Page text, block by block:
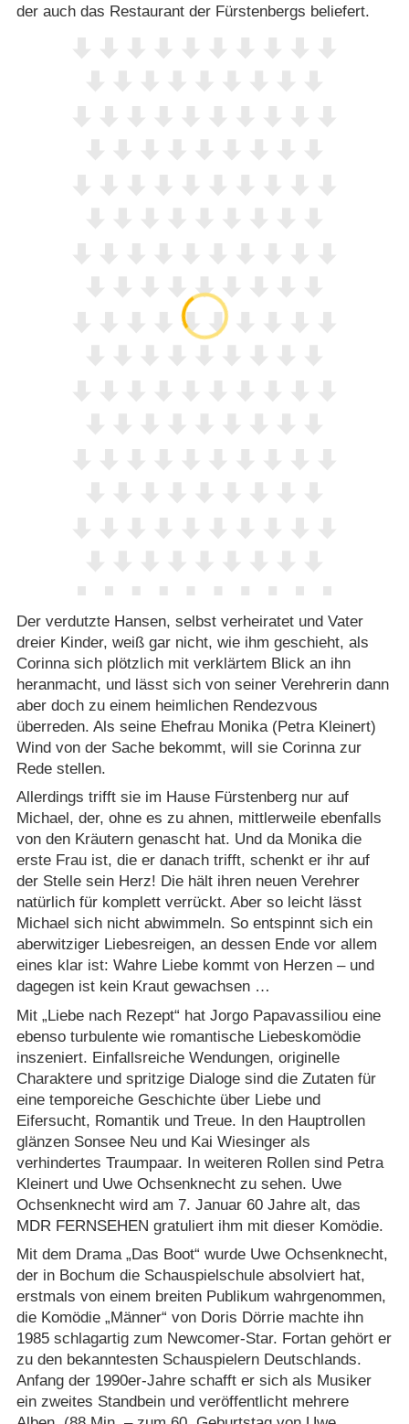
der auch das Restaurant der Fürstenbergs beliefert.
Der verdutzte Hansen, selbst verheiratet und Vater
dreier Kinder, weiß gar nicht, wie ihm geschieht, als
Corinna sich plötzlich mit verklärtem Blick an ihn
heranmacht, und lässt sich von seiner Verehrerin dann
aber doch zu einem heimlichen Rendezvous
überreden. Als seine Ehefrau Monika (Petra Kleinert)
Wind von der Sache bekommt, will sie Corinna zur
Rede stellen.
Allerdings trifft sie im Hause Fürstenberg nur auf
Michael, der, ohne es zu ahnen, mittlerweile ebenfalls
von den Kräutern genascht hat. Und da Monika die
erste Frau ist, die er danach trifft, schenkt er ihr auf
der Stelle sein Herz! Die hält ihren neuen Verehrer
natürlich für komplett verrückt. Aber so leicht lässt
Michael sich nicht abwimmeln. So entspinnt sich ein
aberwitziger Liebesreigen, an dessen Ende vor allem
eines klar ist: Wahre Liebe kommt von Herzen – und
dagegen ist kein Kraut gewachsen …
Mit „Liebe nach Rezept“ hat Jorgo Papavassiliou eine
ebenso turbulente wie romantische Liebeskomödie
inszeniert. Einfallsreiche Wendungen, originelle
Charaktere und spritzige Dialoge sind die Zutaten für
eine temporeiche Geschichte über Liebe und
Eifersucht, Romantik und Treue. In den Hauptrollen
glänzen Sonsee Neu und Kai Wiesinger als
verhindertes Traumpaar. In weiteren Rollen sind Petra
Kleinert und Uwe Ochsenknecht zu sehen. Uwe
Ochsenknecht wird am 7. Januar 60 Jahre alt, das
MDR FERNSEHEN gratuliert ihm mit dieser Komödie.
Mit dem Drama „Das Boot“ wurde Uwe Ochsenknecht,
der in Bochum die Schauspielschule absolviert hat,
erstmals von einem breiten Publikum wahrgenommen,
die Komödie „Männer“ von Doris Dörrie machte ihn
1985 schlagartig zum Newcomer-Star. Fortan gehört er
zu den bekanntesten Schauspielern Deutschlands.
Anfang der 1990er-Jahre schafft er sich als Musiker
ein zweites Standbein und veröffentlicht mehrere